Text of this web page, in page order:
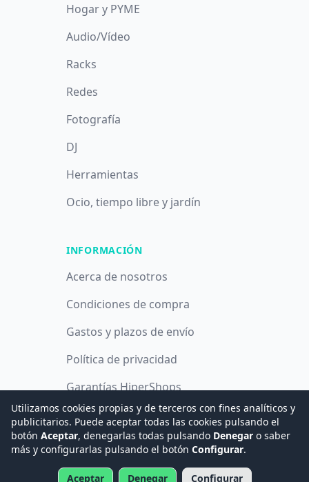
Hogar y PYME
Audio/Vídeo
Racks
Redes
Fotografía
DJ
Herramientas
Ocio, tiempo libre y jardín
INFORMACIÓN
Acerca de nosotros
Condiciones de compra
Gastos y plazos de envío
Política de privacidad
Garantías HiperShops
Política de cookies
© 2008 -2026Hogar Digital e Inmótica Ingenieros, S.L.
Utilizamos cookies propias y de terceros con fines analíticos y
publicitarios. Puede aceptar todas las cookies pulsando el
botón Aceptar, denegarlas todas pulsando Denegar o saber
más y configurarlas pulsando el botón Configurar.
Aceptar Denegar Configurar